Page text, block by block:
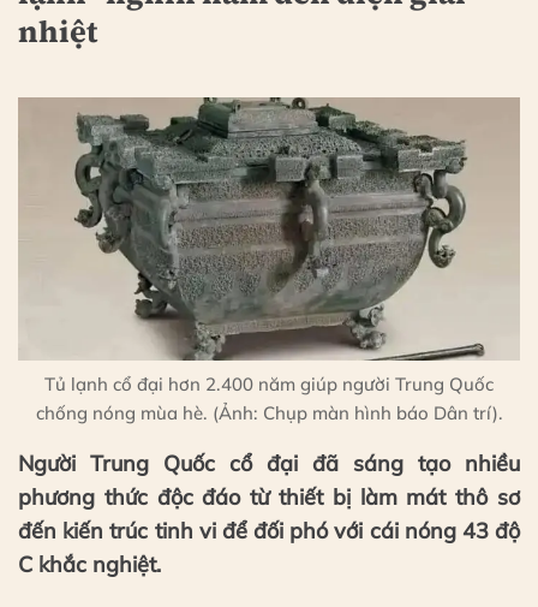
nhiệt
Tủ lạnh cổ đại hơn 2.400 năm giúp người Trung Quốc
chống nóng mùa hè. (Ảnh: Chụp màn hình báo Dân trí).
Người Trung Quốc cổ đại đã sáng tạo nhiều
phương thức độc đáo từ thiết bị làm mát thô sơ
đến kiến trúc tinh vi để đối phó với cái nóng 43 độ
C khắc nghiệt.